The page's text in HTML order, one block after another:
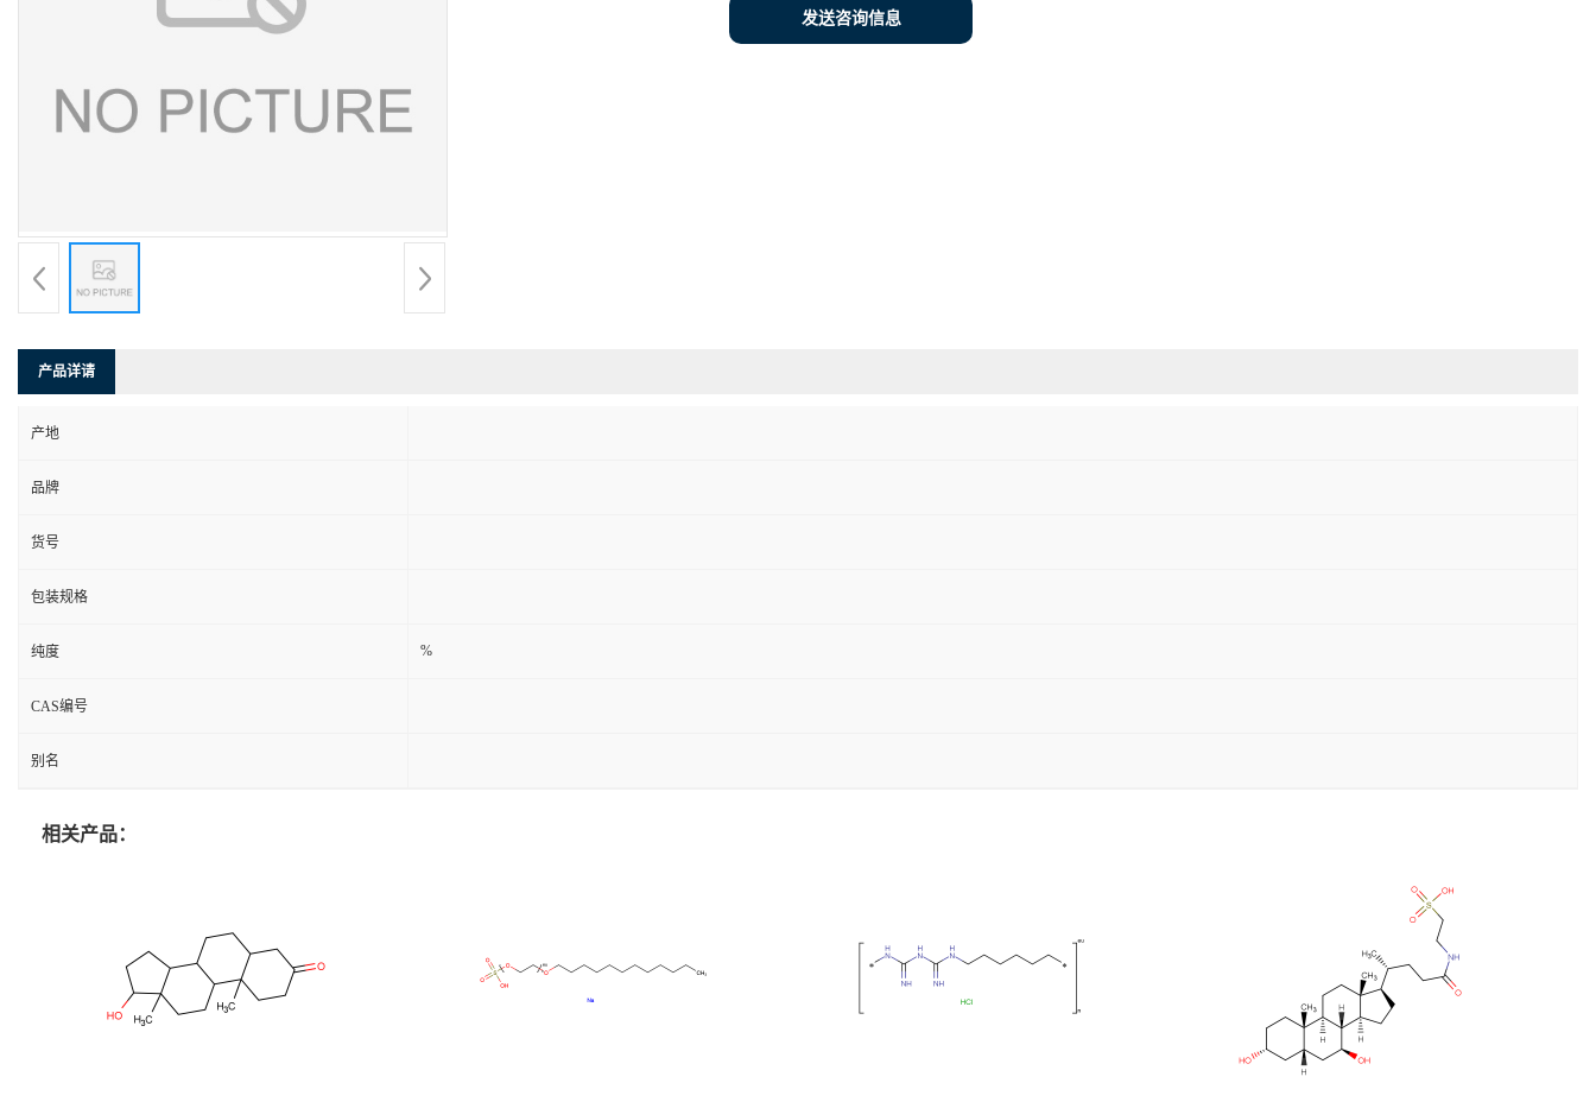
发送咨询信息
产品详请
产地
品牌
货号
包装规格
纯度 %
CAS编号
别名
相关产品：